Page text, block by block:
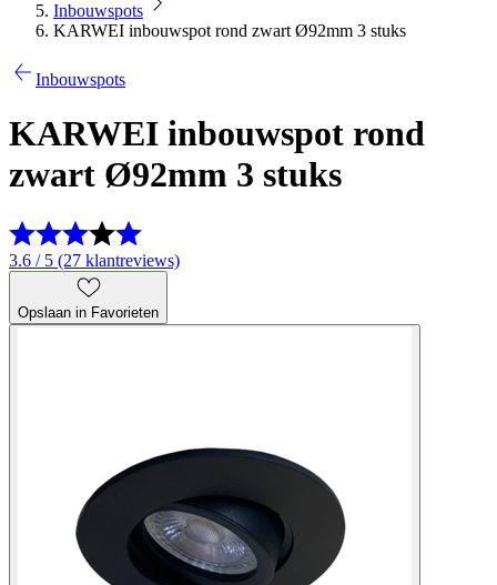
Inbouwspots
KARWEI inbouwspot rond zwart Ø92mm 3 stuks
Inbouwspots
KARWEI inbouwspot rond
zwart Ø92mm 3 stuks
3.6 / 5 (27 klantreviews)
Opslaan in Favorieten